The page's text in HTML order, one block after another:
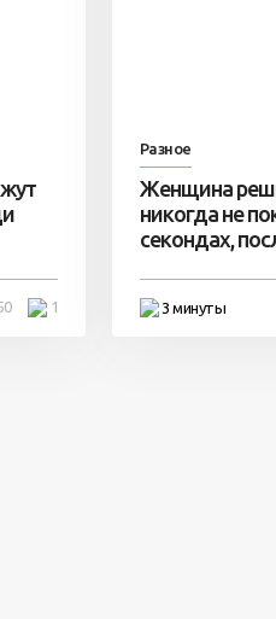
1
Разное
Женщина
никогда не
секондах,
3 минуты